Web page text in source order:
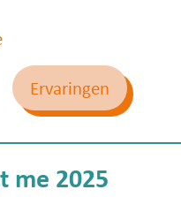
Ervaringen
me 2025